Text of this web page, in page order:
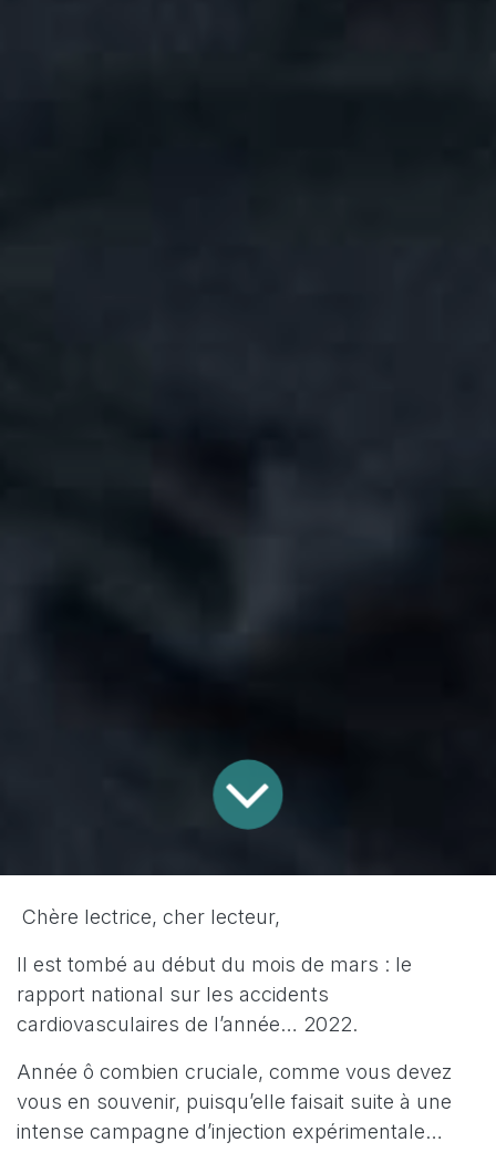
Chère lectrice, cher lecteur,
Il est tombé au début du mois de mars : le
rapport national sur les accidents
cardiovasculaires de l’année… 2022.
Année ô combien cruciale, comme vous devez
vous en souvenir, puisqu’elle faisait suite à une
intense campagne d’injection expérimentale…